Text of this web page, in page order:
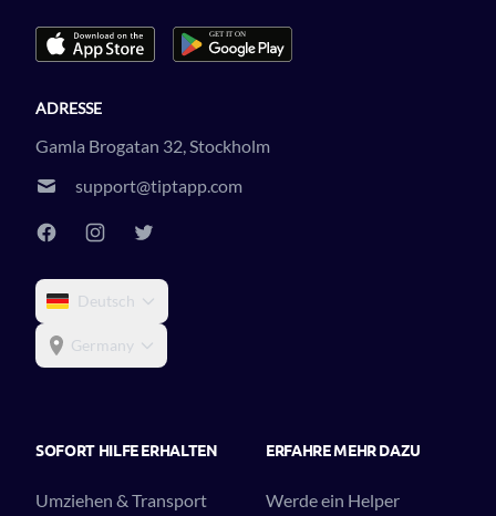
ADRESSE
Gamla Brogatan 32, Stockholm
support@tiptapp.com
Deutsch
Germany
SOFORT HILFE ERHALTEN
Umziehen & Transport
ERFAHRE MEHR DAZU
Werde ein Helper